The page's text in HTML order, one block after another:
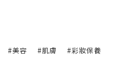
#美容 #肌膚 #彩妝保養